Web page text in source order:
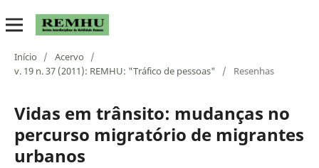
Início / Acervo
/
v. 19 n. 37 (2011): REMHU: "Tráfico de pessoas"
/ Resenhas
Vidas em trânsito: mudanças no
percurso migratório de migrantes
urbanos